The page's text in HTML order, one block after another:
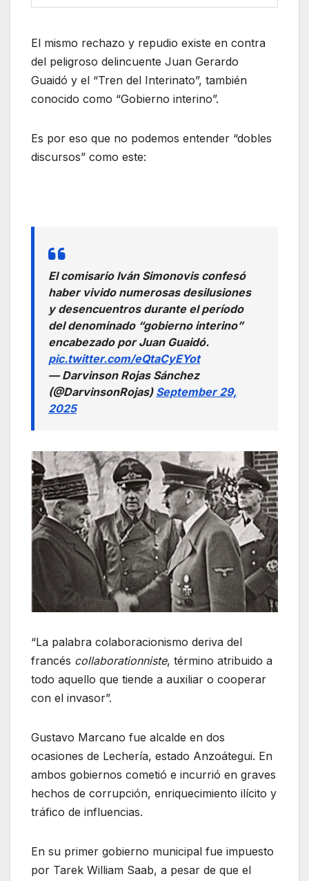
El mismo rechazo y repudio existe en contra
del peligroso delincuente Juan Gerardo
Guaidó y el “Tren del Interinato”, también
conocido como “Gobierno interino”.
Es por eso que no podemos entender “dobles
discursos” como este:
El comisario Iván Simonovis confesó
haber vivido numerosas desilusiones
y desencuentros durante el período
del denominado “gobierno interino”
encabezado por Juan Guaidó.
pic.twitter.com/eQtaCyEYot
— Darvinson Rojas Sánchez
(@DarvinsonRojas) September 29,
2025
“La palabra colaboracionismo deriva del
francés collaborationniste, término atribuido a
todo aquello que tiende a auxiliar o cooperar
con el invasor”.
Gustavo Marcano fue alcalde en dos
ocasiones de Lechería, estado Anzoátegui. En
ambos gobiernos cometió e incurrió en graves
hechos de corrupción, enriquecimiento ilícito y
tráfico de influencias.
En su primer gobierno municipal fue impuesto
por Tarek William Saab, a pesar de que el